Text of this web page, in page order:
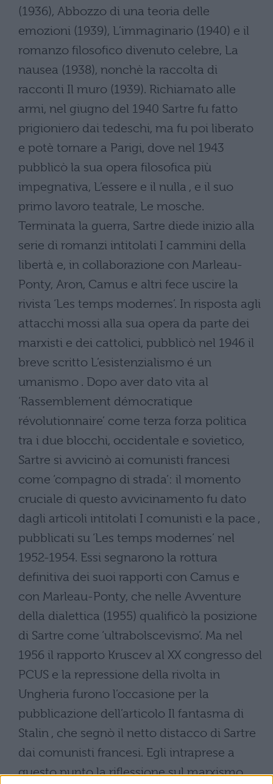
(1936), Abbozzo di una teoria delle
emozioni (1939), L’immaginario (1940) e il
romanzo filosofico divenuto celebre, La
nausea (1938), nonchè la raccolta di
racconti Il muro (1939). Richiamato alle
armi, nel giugno del 1940 Sartre fu fatto
prigioniero dai tedeschi, ma fu poi liberato
e potè tornare a Parigi, dove nel 1943
pubblicò la sua opera filosofica più
impegnativa, L’essere e il nulla , e il suo
primo lavoro teatrale, Le mosche.
Terminata la guerra, Sartre diede inizio alla
serie di romanzi intitolati I cammini della
libertà e, in collaborazione con Marleau-
Ponty, Aron, Camus e altri fece uscire la
rivista ‘Les temps modernes’. In risposta agli
attacchi mossi alla sua opera da parte dei
marxisti e dei cattolici, pubblicò nel 1946 il
breve scritto L’esistenzialismo é un
umanismo . Dopo aver dato vita al
‘Rassemblement démocratique
révolutionnaire’ come terza forza politica
tra i due blocchi, occidentale e sovietico,
Sartre si avvicinò ai comunisti francesi
come ‘compagno di strada’: il momento
cruciale di questo avvicinamento fu dato
dagli articoli intitolati I comunisti e la pace ,
pubblicati su ‘Les temps modernes’ nel
1952-1954. Essi segnarono la rottura
definitiva dei suoi rapporti con Camus e
con Marleau-Ponty, che nelle Avventure
della dialettica (1955) qualificò la posizione
di Sartre come ‘ultrabolscevismo’. Ma nel
1956 il rapporto Kruscev al XX congresso del
PCUS e la repressione della rivolta in
Ungheria furono l’occasione per la
pubblicazione dell’articolo Il fantasma di
Stalin , che segnò il netto distacco di Sartre
dai comunisti francesi. Egli intraprese a
questo punto la riflessione sul marxismo,